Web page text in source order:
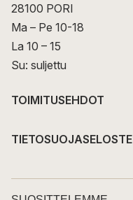
28100 PORI
Ma – Pe 10-18
La 10 – 15
Su: suljettu
TOIMITUSEHDOT
TIETOSUOJASELOSTE